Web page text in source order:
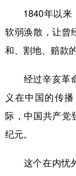
1840年以来，
软弱涣散，让曾
和、割地、赔款
经过辛亥革命
义在中国的传
际，中国共产党
纪元。
这个在内忧外